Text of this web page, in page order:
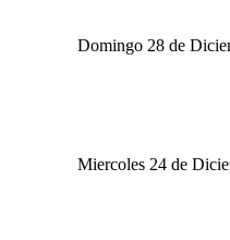
Domingo 28 de
Miercoles 24 de